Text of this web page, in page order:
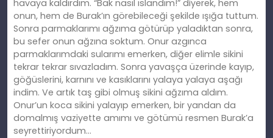
havaya kaldırdım. “Bak nasıl ıslandım!” diyerek, hem
onun, hem de Burak’ın görebileceği şekilde ışığa tuttum.
Sonra parmaklarımı ağzıma götürüp yaladıktan sonra,
bu sefer onun ağzına soktum. Onur azgınca
parmaklarımdaki sularımı emerken, diğer elimle sikini
tekrar tekrar sıvazladım. Sonra yavaşça üzerinde kayıp,
göğüslerini, karnını ve kasıklarını yalaya yalaya aşağı
indim. Ve artık taş gibi olmuş sikini ağzıma aldım.
Onur’un koca sikini yalayıp emerken, bir yandan da
domalmış vaziyette amımı ve götümü resmen Burak’a
seyrettiriyordum…